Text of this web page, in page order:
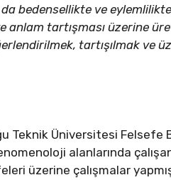
bedensellikte ve
anlam tartışması üzerine
tartışılmak ve
Üniversitesi Felsefe
alanlarında
üzerine çalışmalar